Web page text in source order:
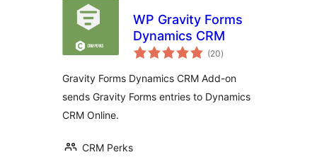
WP Gravity Forms
Dynamics CRM
(20টা
মুঠ)
Gravity Forms Dynamics CRM Add-on
sends Gravity Forms entries to Dynamics
CRM Online.
CRM Perks